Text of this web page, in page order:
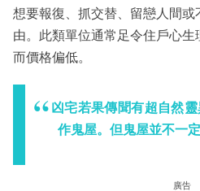
想要報復、抓交替、留戀人間
由。此類單位通常足令住戶心生
而價格偏低。
凶宅若果傳聞有超自然
作鬼屋。但鬼屋並不一定
廣告